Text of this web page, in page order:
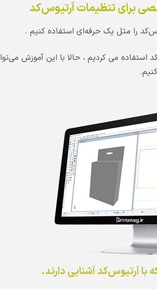
برای تنظیمات آرتیوس‌کد
را مثل یک حرفه‌ای استفاده کنیم .
استفاده می کردیم ، حالا با این آموزش
آرتیوس‌کد آشنایی دارند.